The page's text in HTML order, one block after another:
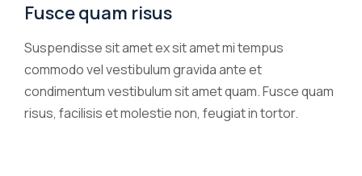
Fusce quam risus
Suspendisse sit amet ex sit amet mi tempus
commodo vel vestibulum gravida ante et
condimentum vestibulum sit amet quam. Fusce quam
risus, facilisis et molestie non, feugiat in tortor.